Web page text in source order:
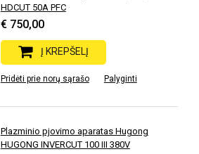
HDCUT 50A PFC
€ 750,00
Į KREPŠELĮ
Pridėti prie norų sąrašo Palyginti
Plazminio pjovimo aparatas Hugong
HUGONG INVERCUT 100 III 380V